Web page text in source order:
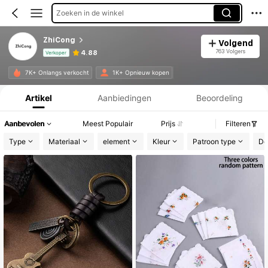
Zoeken in de winkel
ZhiCong
Verkoper 4.88
Volgend
763 Volgers
7K+ Onlangs verkocht 1K+ Opnieuw kopen
Productinformatie: Prijsopenbaring, Verkoop- en Voorraadgegevens.
Artikel Aanbiedingen Beoordeling
Aanbevolen Meest Populair Prijs
Filteren
Type
Materiaal element Kleur Patroon type